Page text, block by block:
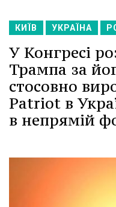
КИЇВ УКРАЇНА
У Конгресі
Трампа за
стосовно
Patriot в
в непрямій